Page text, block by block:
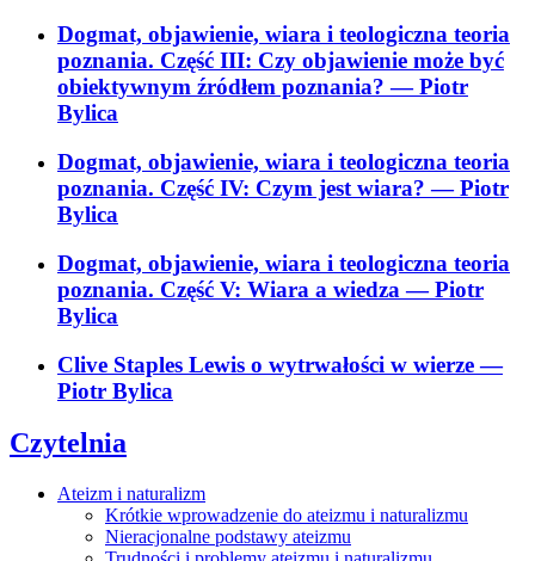
Dogmat, objawienie, wiara i teologiczna teoria
poznania. Część III: Czy objawienie może być
obiektywnym źródłem poznania?— Piotr
Bylica
Dogmat, objawienie, wiara i teologiczna teoria
poznania. Część IV: Czym jest wiara?— Piotr
Bylica
Dogmat, objawienie, wiara i teologiczna teoria
poznania. Część V: Wiara a wiedza— Piotr
Bylica
Clive Staples Lewis o wytrwałości w wierze—
Piotr Bylica
Czytelnia
Ateizm i naturalizm
Krótkie wprowadzenie do ateizmu i naturalizmu
Nieracjonalne podstawy ateizmu